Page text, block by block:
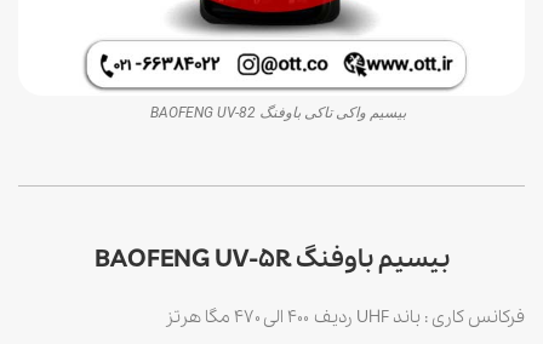
بیسیم واکی تاکی باوفنگ BAOFENG UV-82
بیسیم باوفنگ BAOFENG UV-5R
فرکانس کاری : باند UHF ردیف ۴۰۰ الی ۴۷۰ مگا هرتز